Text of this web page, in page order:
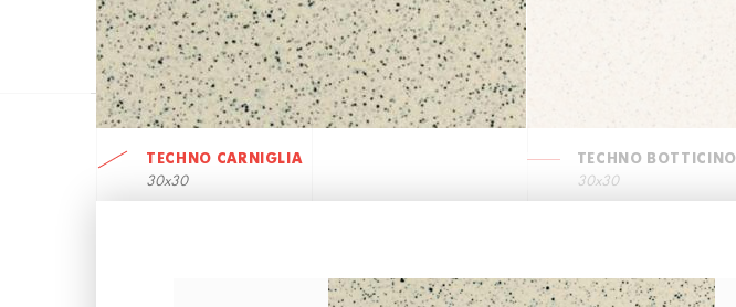
TECHNO CARNIGLIA
30x30
TECHNO BOTTICINO
30x30